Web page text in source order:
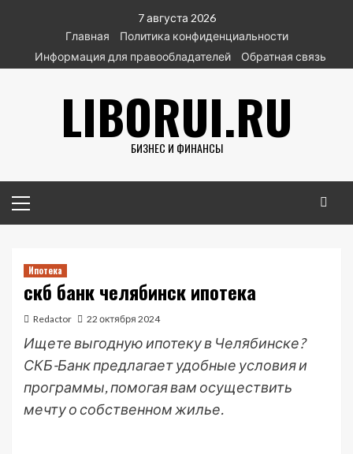
содержимому
7 августа 2026
Главная
Политика конфиденциальности
Информация для правообладателей
Обратная связь
LIBORUI.RU
БИЗНЕС И ФИНАНСЫ
меню
Ипотека
скб банк челябинск ипотека
Redactor 22 октября 2024
Ищете выгодную ипотеку в Челябинске?
СКБ-Банк предлагает удобные условия и
программы, помогая вам осуществить
мечту о собственном жилье.